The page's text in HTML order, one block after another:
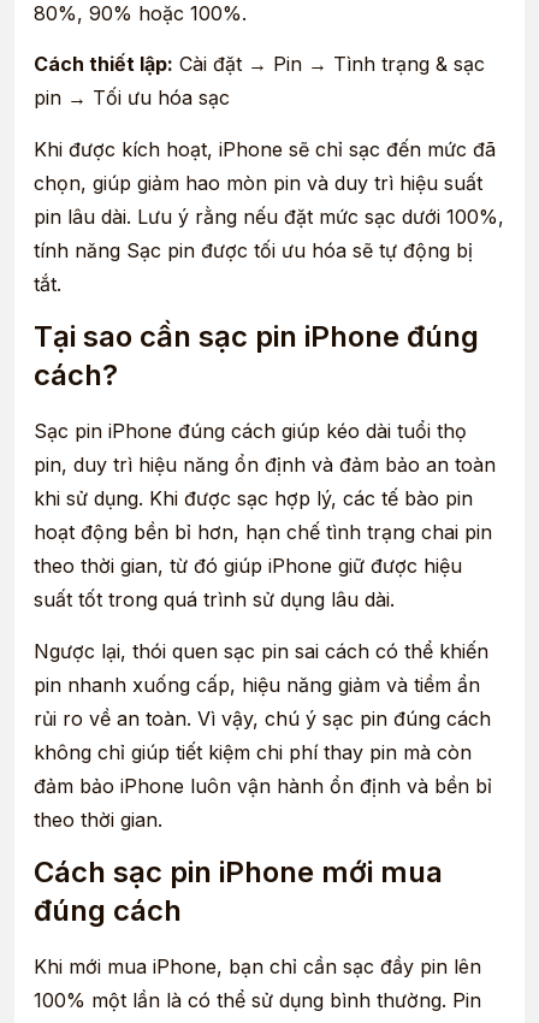
80%, 90% hoặc 100%.
Cách thiết lập: Cài đặt → Pin → Tình trạng & sạc
pin → Tối ưu hóa sạc
Khi được kích hoạt, iPhone sẽ chỉ sạc đến mức đã
chọn, giúp giảm hao mòn pin và duy trì hiệu suất
pin lâu dài. Lưu ý rằng nếu đặt mức sạc dưới 100%,
tính năng Sạc pin được tối ưu hóa sẽ tự động bị
tắt.
Tại sao cần sạc pin iPhone đúng
cách?
Sạc pin iPhone đúng cách giúp kéo dài tuổi thọ
pin, duy trì hiệu năng ổn định và đảm bảo an toàn
khi sử dụng. Khi được sạc hợp lý, các tế bào pin
hoạt động bền bỉ hơn, hạn chế tình trạng chai pin
theo thời gian, từ đó giúp iPhone giữ được hiệu
suất tốt trong quá trình sử dụng lâu dài.
Ngược lại, thói quen sạc pin sai cách có thể khiến
pin nhanh xuống cấp, hiệu năng giảm và tiềm ẩn
rủi ro về an toàn. Vì vậy, chú ý sạc pin đúng cách
không chỉ giúp tiết kiệm chi phí thay pin mà còn
đảm bảo iPhone luôn vận hành ổn định và bền bỉ
theo thời gian.
Cách sạc pin iPhone mới mua
đúng cách
Khi mới mua iPhone, bạn chỉ cần sạc đầy pin lên
100% một lần là có thể sử dụng bình thường. Pin